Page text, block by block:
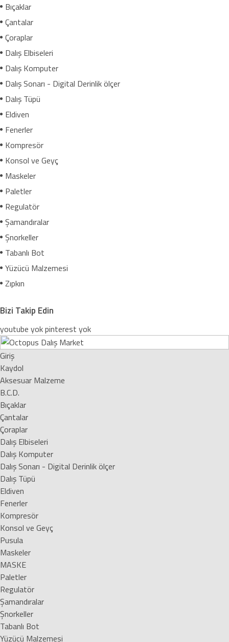
Bıçaklar
Çantalar
Çoraplar
Dalış Elbiseleri
Dalış Komputer
Dalış Sonarı - Digital Derinlik ölçer
Dalış Tüpü
Eldiven
Fenerler
Kompresör
Konsol ve Geyç
Maskeler
Paletler
Regulatör
Şamandıralar
Şnorkeller
Tabanlı Bot
Yüzücü Malzemesi
Zıpkın
Bizi Takip Edin
youtube yokpinterest yok
Giriş
Kaydol
Aksesuar Malzeme
B.C.D.
Bıçaklar
Çantalar
Çoraplar
Dalış Elbiseleri
Dalış Komputer
Dalış Sonarı - Digital Derinlik ölçer
Dalış Tüpü
Eldiven
Fenerler
Kompresör
Konsol ve Geyç
Pusula
Maskeler
MASKE
Paletler
Regulatör
Şamandıralar
Şnorkeller
Tabanlı Bot
Yüzücü Malzemesi